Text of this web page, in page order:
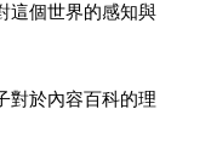
這個世界的感知與
對於內容百科的理